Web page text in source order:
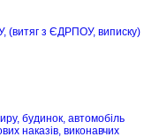
(витяг з ЄДРПОУ, виписку)
будинок, автомобіль
наказів, виконавчих